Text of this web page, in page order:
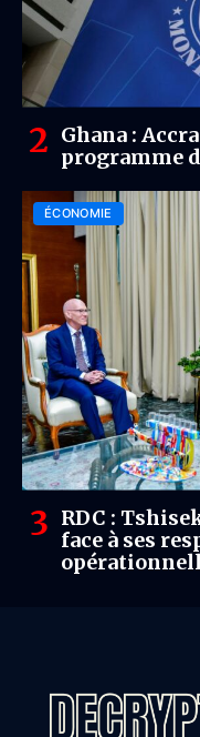
Ghana :
programme
ÉCONOMIE
RDC :
face à ses